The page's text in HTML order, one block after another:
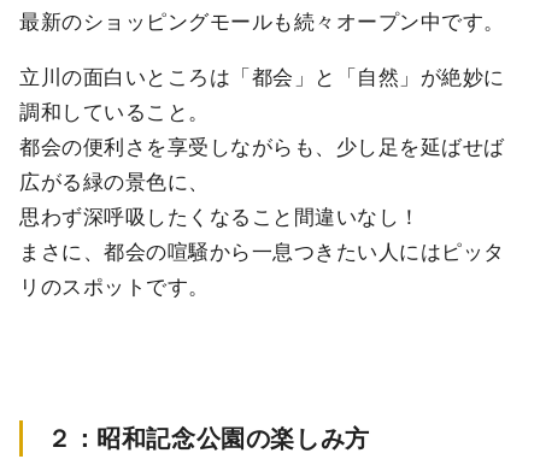
最新のショッピングモールも続々オープン中です。
立川の面白いところは「都会」と「自然」が絶妙に
調和していること。
都会の便利さを享受しながらも、少し足を延ばせば
広がる緑の景色に、
思わず深呼吸したくなること間違いなし！
まさに、都会の喧騒から一息つきたい人にはピッタ
リのスポットです。
２：昭和記念公園の楽しみ方